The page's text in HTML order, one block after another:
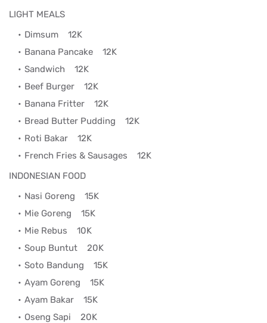
LIGHT MEALS
Dimsum 12K
Banana Pancake 12K
Sandwich 12K
Beef Burger 12K
Banana Fritter 12K
Bread Butter Pudding 12K
Roti Bakar 12K
French Fries & Sausages 12K
INDONESIAN FOOD
Nasi Goreng 15K
Mie Goreng 15K
Mie Rebus 10K
Soup Buntut 20K
Soto Bandung 15K
Ayam Goreng 15K
Ayam Bakar 15K
Oseng Sapi 20K